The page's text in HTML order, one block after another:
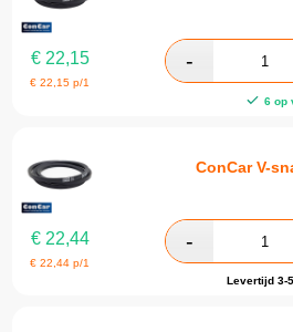
€22,15
€22,15 p/1
6 op
ConCar V-
€22,44
€22,44 p/1
Levertijd 3-